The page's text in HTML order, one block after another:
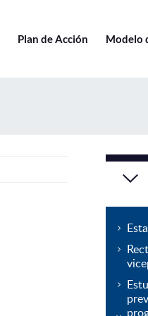
Plan de Acción Modelo